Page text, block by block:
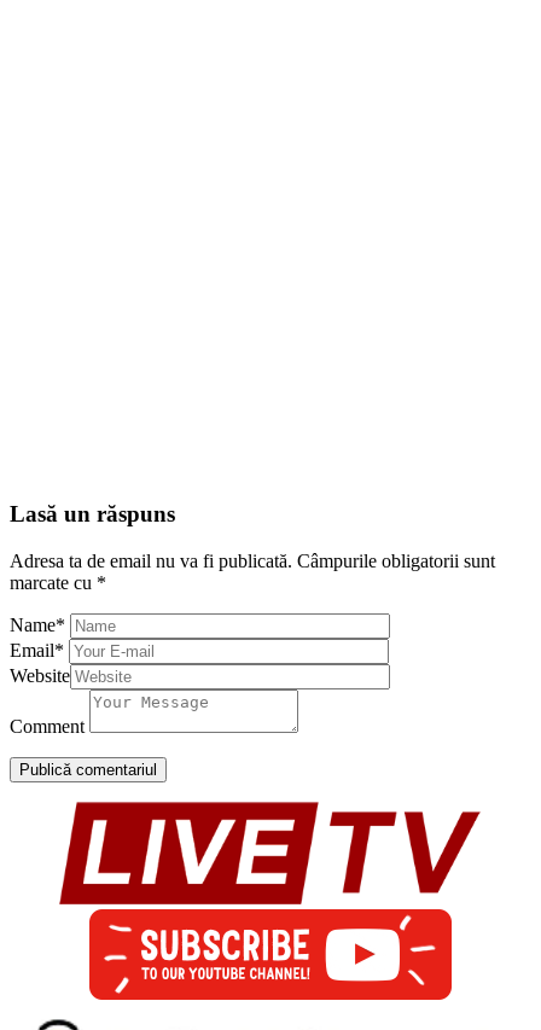
Lasă un răspuns
Adresa ta de email nu va fi publicată. Câmpurile obligatorii sunt
marcate cu *
Name*
Email*
Website
Comment